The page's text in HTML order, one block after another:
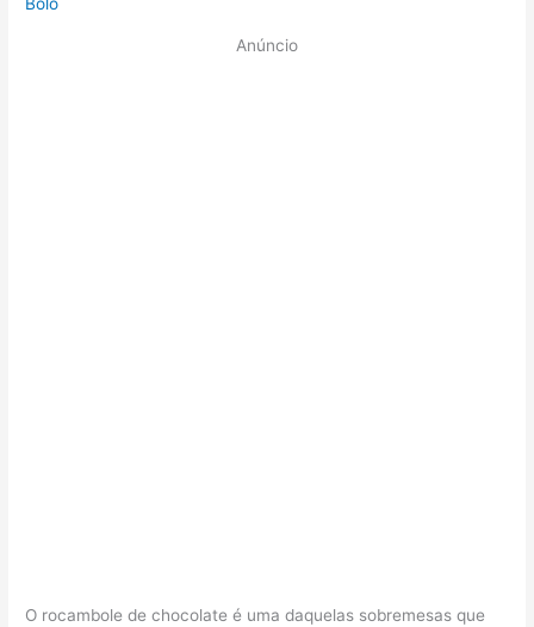
Bolo
Anúncio
O rocambole de chocolate é uma daquelas sobremesas que